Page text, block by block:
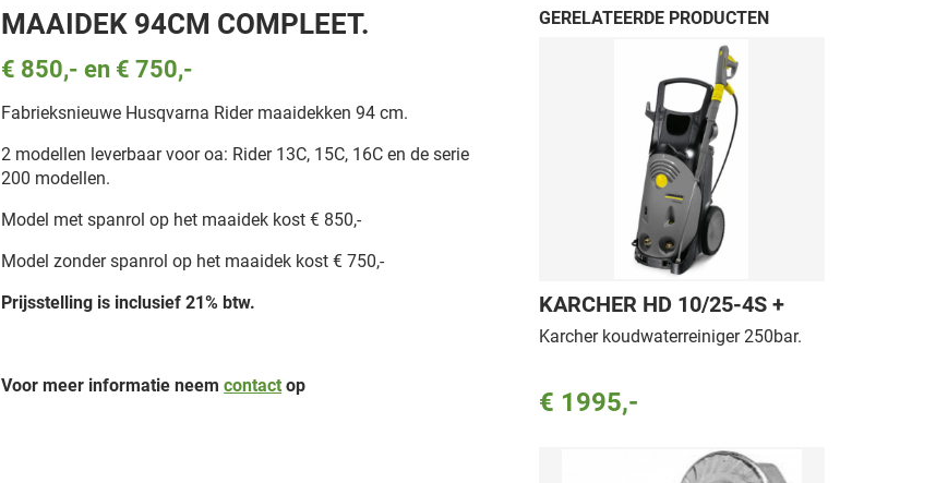
MAAIDEK 94CM COMPLEET.
€ 850,- en € 750,-
Fabrieksnieuwe Husqvarna Rider maaidekken 94 cm.
2 modellen leverbaar voor oa: Rider 13C, 15C, 16C en de serie
200 modellen.
Model met spanrol op het maaidek kost € 850,-
Model zonder spanrol op het maaidek kost € 750,-
Prijsstelling is inclusief 21% btw.
Voor meer informatie neemcontactop
GERELATEERDE PRODUCTEN
KARCHER HD 10/25-4S +
Karcher koudwaterreiniger 250bar.
€ 1995,-